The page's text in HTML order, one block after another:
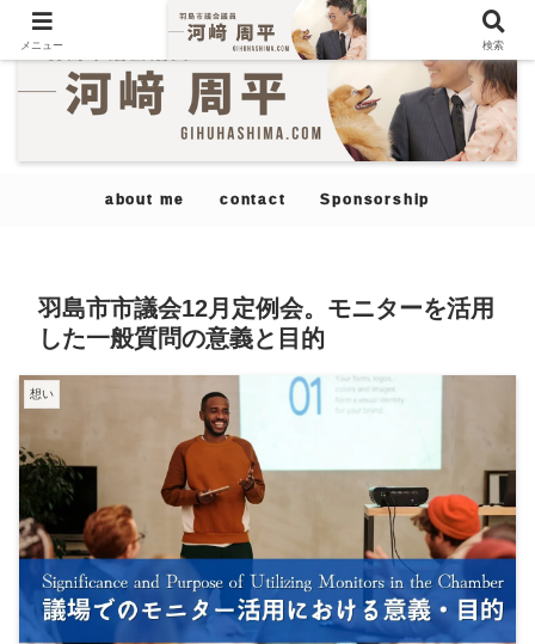
about me contact Sponsorship
羽島市市議会12月定例会。モニターを活用
した一般質問の意義と目的
想い
メニュー 検索